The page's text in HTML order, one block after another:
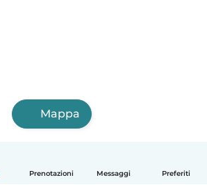
Prenotazioni Messaggi Preferiti
Mappa